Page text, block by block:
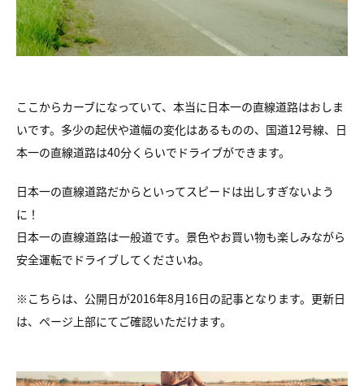
ここからカーブになっていて、本当に日本一の直線道路はおしま
いです。多少の起伏や道幅の変化はあるものの、国道12号線、日
本一の直線道路は40分くらいでドライブができます。
日本一の直線道路だからといってスピードは出しすぎないよう
に！
日本一の直線道路は一般道です。景色やお買い物も楽しみながら
安全運転でドライブしてくださいね。
※こちらは、公開日が2016年8月16日の記事となります。更新日
は、ページ上部にてご確認いただけます。